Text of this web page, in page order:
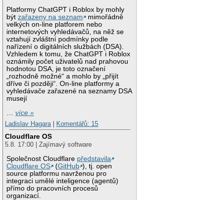
Platformy ChatGPT i Roblox by mohly
býtzařazeny na seznam
mimořádně
velkých on-line platforem nebo
internetových vyhledávačů, na něž se
vztahují zvláštní podmínky podle
nařízení o digitálních službách (DSA).
Vzhledem k tomu, že ChatGPT i Roblox
oznámily počet uživatelů nad prahovou
hodnotou DSA, je toto označení
„rozhodně možné“ a mohlo by „přijít
dříve či později“. On-line platformy a
vyhledávače zařazené na seznamy DSA
musejí
…více »
Ladislav Hagara | Komentářů: 15
Cloudflare OS
5.8. 17:00 | Zajímavý software
Společnost Cloudflare představila
Cloudflare OS
(GitHub ), tj. open
source platformu navrženou pro
integraci umělé inteligence (agentů)
přímo do pracovních procesů
organizací.